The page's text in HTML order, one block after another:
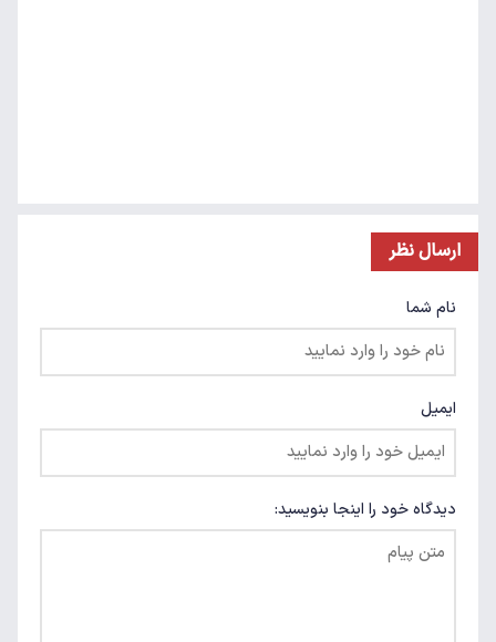
ارسال نظر
نام شما
ایمیل
دیدگاه خود را اینجا بنویسید: